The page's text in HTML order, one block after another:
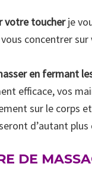
votre toucherje
concentrer sur
en fermant
efficace, vos
sur le corps
d’autant plus
DE